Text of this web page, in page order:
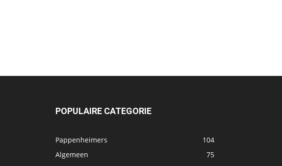
POPULAIRE CATEGORIE
Pappenheimers
104
Algemeen
75